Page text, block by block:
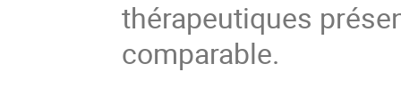
thérapeutiques
comparable.